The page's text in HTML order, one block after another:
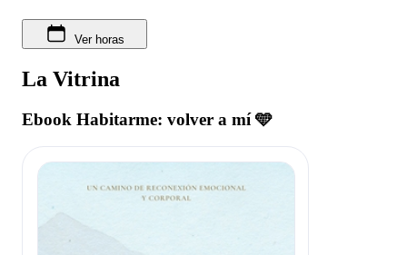
Ver horas
La Vitrina
Ebook Habitarme: volver a mí 🩵